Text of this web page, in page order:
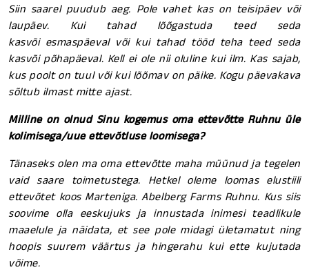
Siin saarel puudub aeg. Pole vahet kas on teisipäev või
laupäev. Kui tahad lõõgastuda teed seda
kasvõi esmaspäeval või kui tahad tööd teha teed seda
kasvõi põhapäeval. Kell ei ole nii oluline kui ilm. Kas sajab,
kus poolt on tuul või kui lõõmav on päike. Kogu päevakava
sõltub ilmast mitte ajast.
Milline on olnud Sinu kogemus oma ettevõtte Ruhnu üle
kolimisega/uue ettevõtluse loomisega?
Tänaseks olen ma oma ettevõtte maha müünud ja tegelen
vaid saare toimetustega. Hetkel oleme loomas elustiili
ettevõtet koos Marteniga. Abelberg Farms Ruhnu. Kus siis
soovime olla eeskujuks ja innustada inimesi teadlikule
maaelule ja näidata, et see pole midagi ületamatut ning
hoopis suurem väärtus ja hingerahu kui ette kujutada
võime.